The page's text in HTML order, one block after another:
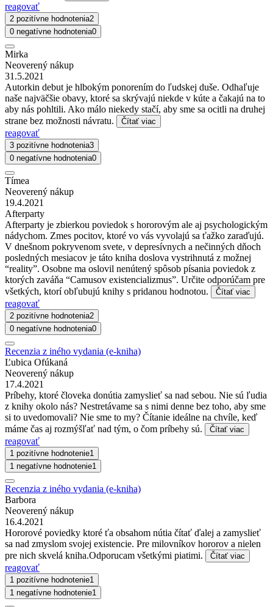
reagovať
2 pozitívne hodnotenia2
0 negatívne hodnotenia0
Mirka
Neoverený nákup
31.5.2021
Autorkin debut je hlbokým ponorením do ľudskej duše. Odhaľuje
naše najväčšie obavy, ktoré sa skrývajú niekde v kúte a čakajú na to
aby nás pohltili. Ako málo niekedy stačí, aby sme sa ocitli na druhej
strane bez možnosti návratu.
Čítať viac
reagovať
3 pozitívne hodnotenia3
0 negatívne hodnotenia0
Tímea
Neoverený nákup
19.4.2021
Afterparty
Afterparty je zbierkou poviedok s hororovým ale aj psychologickým
nádychom. Zmes pocitov, ktoré vo vás vyvolajú sa ťažko zaraďujú.
V dnešnom pokryvenom svete, v depresívnych a nečinných dňoch
posledných mesiacov je táto kniha doslova vystrihnutá z možnej
“reality”. Osobne ma oslovil nenútený spôsob písania poviedok z
ktorých zaváňa “Camusov existencializmus”. Určite odporúčam pre
všetkých, ktorí obľubujú knihy s pridanou hodnotou.
Čítať viac
reagovať
2 pozitívne hodnotenia2
0 negatívne hodnotenia0
Recenzia z iného vydania (e-kniha)
Ľubica Ofúkaná
Neoverený nákup
17.4.2021
Príbehy, ktoré človeka donútia zamyslieť sa nad sebou. Nie sú ľudia
z knihy okolo nás? Nestretávame sa s nimi denne bez toho, aby sme
si to uvedomovali? Nie sme to my? Čítanie ideálne na chvíle, keď
máme čas aj rozmýšľať nad tým, o čom príbehy sú.
Čítať viac
reagovať
1 pozitívne hodnotenie1
1 negatívne hodnotenie1
Recenzia z iného vydania (e-kniha)
Barbora
Neoverený nákup
16.4.2021
Hororové poviedky ktoré ťa obsahom nútia čítať ďalej a zamyslieť
sa nad zmyslom svojej existencie. Pre milovníkov hororov a nielen
pre nich skvelá kniha.Odporucam všetkými piatimi.
Čítať viac
reagovať
1 pozitívne hodnotenie1
1 negatívne hodnotenie1